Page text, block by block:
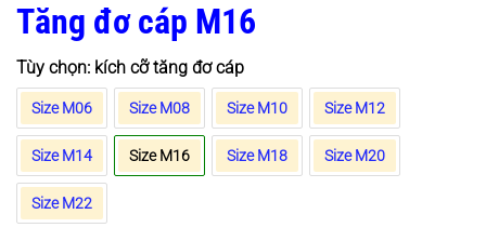
Tăng đơ cáp M16
Tùy chọn: kích cỡ tăng đơ cáp
Size M06 Size M08 Size M10 Size M12
Size M14 Size M16 Size M18 Size M20
Size M22